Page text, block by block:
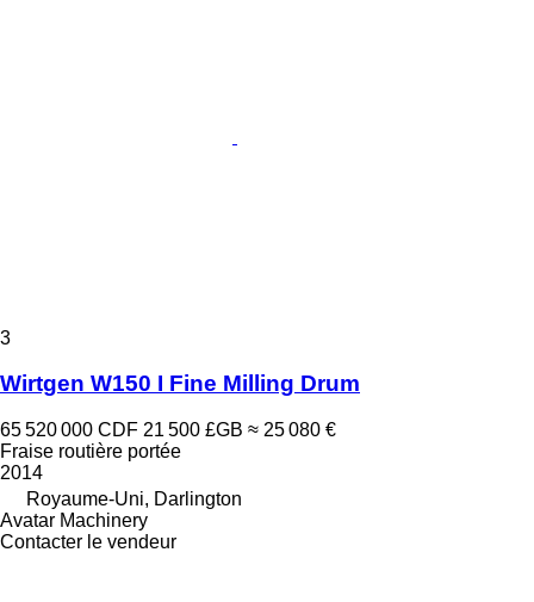
3
Wirtgen W150 I Fine Milling Drum
65 520 000 CDF 21 500 £GB ≈ 25 080 €
Fraise routière portée
2014
Royaume-Uni, Darlington
Avatar Machinery
Contacter le vendeur